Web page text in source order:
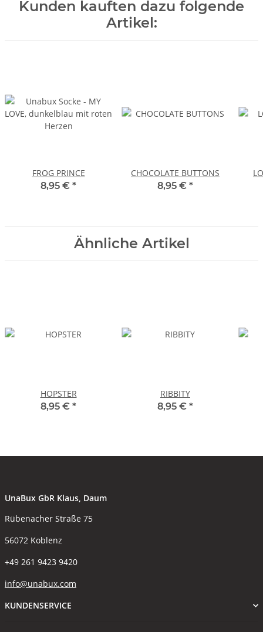
Kunden kauften dazu folgende
Artikel:
FROG PRINCE
8,95 € *
CHOCOLATE BUTTONS
8,95 € *
Ähnliche Artikel
HOPSTER
8,95 € *
RIBBITY
8,95 € *
UnaBux GbR Klaus, Daum
Rübenacher Straße 75
56072 Koblenz
+49 261 9423 9420
info@unabux.com
KUNDENSERVICE